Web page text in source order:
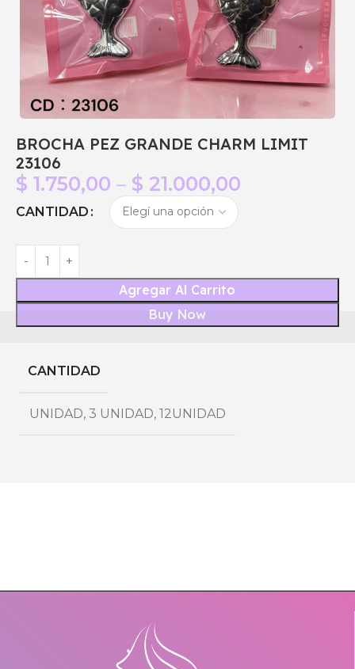
BROCHA PEZ GRANDE CHARM LIMIT
23106
$ 1.750,00 – $ 21.000,00
CANTIDAD
Agregar Al Carrito
Buy Now
CANTIDAD
UNIDAD, 3 UNIDAD, 12UNIDAD